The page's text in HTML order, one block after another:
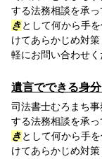
する法務相談を承っ
きとして何から手
けてあらかじめ対
軽にお問い合わせく
遺言でできる身
司法書士むろまち
する法務相談を承っ
きとして何から手
けてあらかじめ対